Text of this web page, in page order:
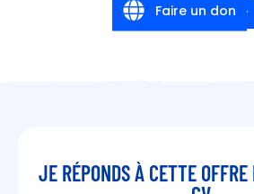
Je postule en ligne
JE RÉPONDS À CETTE
Faire un don